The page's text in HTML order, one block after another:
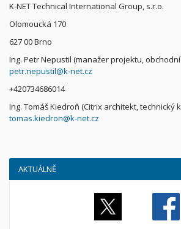
K-NET Technical International Group, s.r.o.
Olomoucká 170
627 00 Brno
Ing. Petr Nepustil (manažer projektu,
petr.nepustil@k-net.cz
+420734686014
Ing. Tomáš Kiedroň (Citrix architekt, technický
tomas.kiedron@k-net.cz
AKTUÁLNĚ